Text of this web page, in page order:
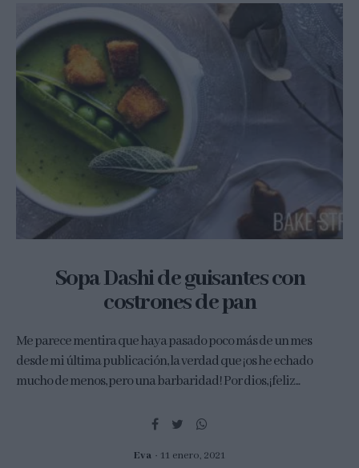
Sopa Dashi de guisantes con
costrones de pan
Me parece mentira que haya pasado poco más de un mes
desde mi última publicación, la verdad que ¡os he echado
mucho de menos, pero una barbaridad! Por dios, ¡feliz...
Eva 11 enero, 2021